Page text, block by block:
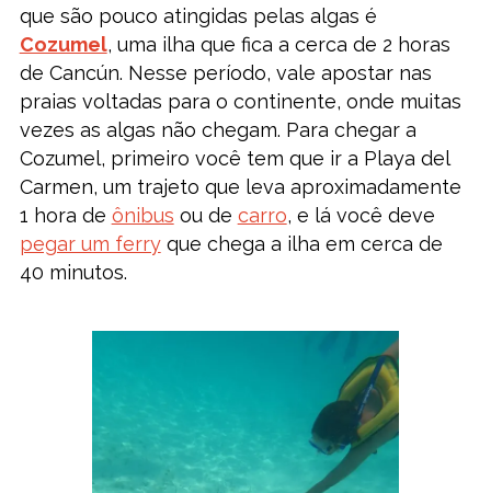
que são pouco atingidas pelas algas é
Cozumel, uma ilha que fica a cerca de 2 horas
de Cancún. Nesse período, vale apostar nas
praias voltadas para o continente, onde muitas
vezes as algas não chegam. Para chegar a
Cozumel, primeiro você tem que ir a Playa del
Carmen, um trajeto que leva aproximadamente
1 hora de ônibus ou de carro, e lá você deve
pegar um ferryque chega a ilha em cerca de
40 minutos.